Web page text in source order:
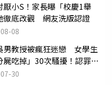
厭小S！家長曝「校慶1舉
徹底改觀 網友洗版認證
08
男教授被瘋狂迷戀 女學生
屍吃掉」30次騷擾！認罪免
30